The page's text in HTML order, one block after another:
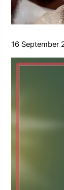
16 September